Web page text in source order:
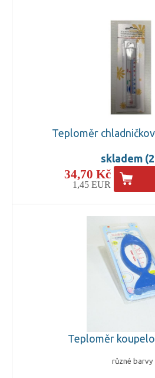
Teploměr
skladem
34,70 Kč
1,45 EUR
Teploměr
různé barvy